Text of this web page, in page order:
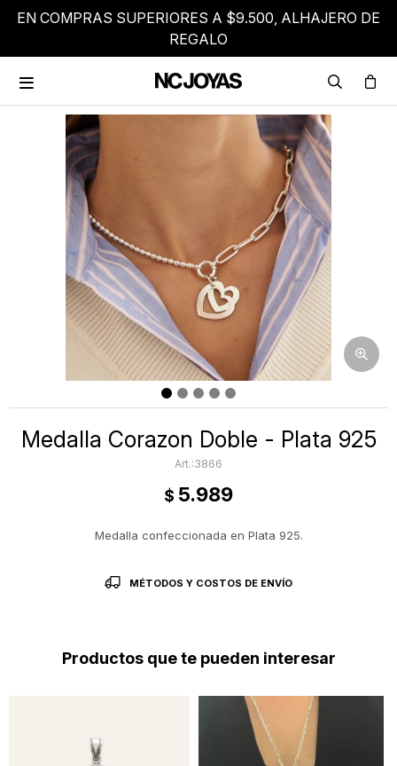
EN COMPRAS SUPERIORES A $9.500, ALHAJERO DE
REGALO

Medalla Corazon Doble - Plata 925
3866
$ 5.989
Medalla confeccionada en Plata 925.
MÉTODOS Y COSTOS DE ENVÍO
Productos que te pueden interesar